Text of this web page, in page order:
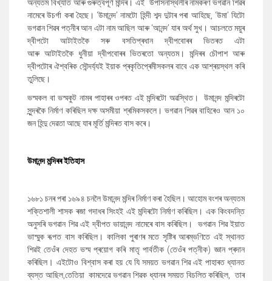
অন্যতম বিখ্যাত আৰু গুৰুত্বপূৰ্ণ মন্দিৰ। এই উপাসনাস্থলীৰ নামকৰণ ভগৱান শিৱৰ
নামেৰে উচৰ্গা কৰা হৈছে। ‘উমানন্দ’ নামটো হিন্দী শব্দ দুটাৰ পৰা আহিছে, ‘উমা’ যিটো
ভগৱান শিৱৰ পত্নীৰ আন এটা নাম আছিল আৰু ‘আনন্দ’ যাৰ অৰ্থ সুখ। আচলতে ময়ুৰ
দ্বীপটো আটাইতকৈ সৰু বসতিপ্ৰধান দ্বীপবোৰৰ ভিতৰত এটা
আৰু আটাইতকৈ ধুনীয়া দ্বীপবোৰৰ ভিতৰতো অন্যতম। মন্দিৰৰ চৌপাশ আৰু
দ্বীপটোৰ ঐশ্বৰিক সৌন্দৰ্য্যই ইয়াক প্ৰকৃতিপ্ৰেমীসকলৰ বাবে এক আশ্ৰয়স্থল কৰি
তুলিছে।
ভস্মকল বা ভস্মকুট নামৰ পাহাৰৰ ওপৰত এই মন্দিৰটো অৱস্থিত। উমানন্দ মন্দিৰটো
সুন্দৰকৈ নিৰ্মাণ কৰিছিল দক্ষ অসমীয়া শ্ৰমিকসকলে। ভগৱান শিৱৰ বাহিৰেও আন ১০
জন হিন্দু দেৱতা আছে যাৰ মূৰ্তি মন্দিৰত বাস কৰে।
উমানন্দ মন্দিৰৰ ইতিহাস
১৬৮১ চনৰ পৰা ১৬৯৪ চনলৈ উমানন্দ মন্দিৰ নিৰ্মাণ কৰা হৈছিল। আহোম বংশৰ অন্যতম
শক্তিশালী শাসক ৰজা গদাধৰ সিংহই এই মন্দিৰটো নিৰ্মাণ কৰিছিল। এক কিংবদন্তি
অনুসৰি ভগৱান শিৱ এই দ্বীপত ভায়ানন্দ নামেৰে বাস কৰিছিল।
ভগৱান শিৱ ইয়াত
ভাস্মুক ৰূপত বাস কৰিছিল। কালিকা পুৰাণৰ মতে সৃষ্টিৰ আৰম্ভণিতে এই স্থানত
শিৱই তেওঁৰ দেহত ভস্ম প্ৰয়োগ কৰি মাতৃ পাৰ্বতীক (তেওঁৰ পত্নীক) জ্ঞান প্ৰদান
কৰিছিল ।এইটোও বিশ্বাস কৰা হয় যে যি সময়ত ভগৱান শিৱ এই পাহাৰত ধ্যানত
ব্যস্ত আছিল,তেতিয়া কামদেৱে ভগৱান শিৱক ধ্যানৰ সময়ত বিচলিত কৰিছিল, তাৰ